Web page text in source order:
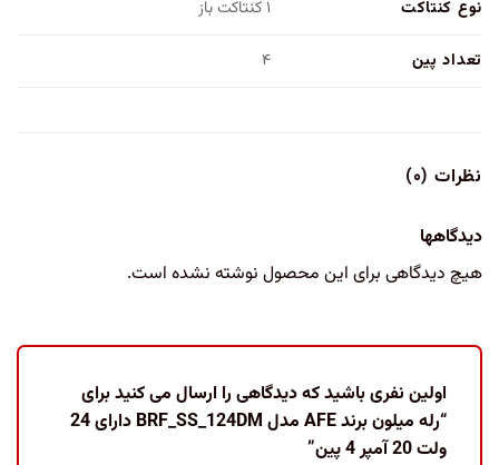
نوع کنتاکت ۱ کنتاکت باز
تعداد پین ۴
نظرات (۰)
دیدگاهها
هیچ دیدگاهی برای این محصول نوشته نشده است.
اولین نفری باشید که دیدگاهی را ارسال می کنید برای
“رله میلون برند AFE مدل BRF_SS_124DM دارای 24
ولت 20 آمپر 4 پین”